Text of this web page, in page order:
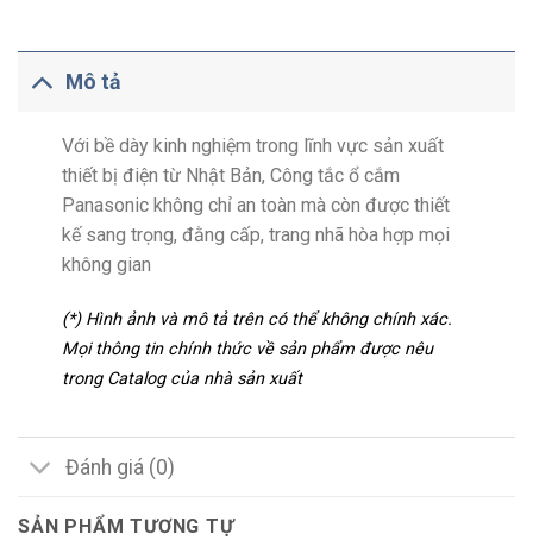
Mô tả
Với bề dày kinh nghiệm trong lĩnh vực sản xuất
thiết bị điện từ Nhật Bản, Công tắc ổ cắm
Panasonic không chỉ an toàn mà còn được thiết
kế sang trọng, đằng cấp, trang nhã hòa hợp mọi
không gian
(*) Hình ảnh và mô tả trên có thể không chính xác.
Mọi thông tin chính thức về sản phẩm được nêu
trong Catalog của nhà sản xuất
Đánh giá (0)
SẢN PHẨM TƯƠNG TỰ